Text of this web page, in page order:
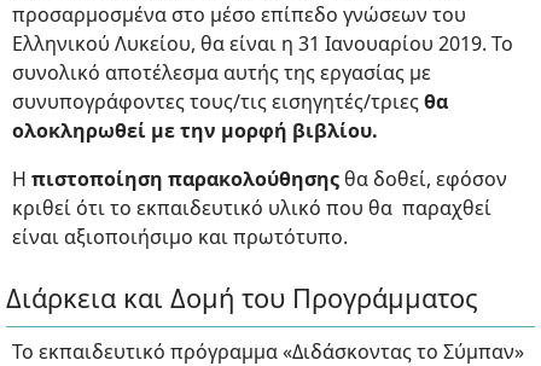
προσαρμοσμένα στο μέσο επίπεδο γνώσεων του
Ελληνικού Λυκείου, θα είναι η 31 Ιανουαρίου 2019. Το
συνολικό αποτέλεσμα αυτής της εργασίας με
συνυπογράφοντες τους/τις εισηγητές/τριεςθα
ολοκληρωθεί με την μορφή βιβλίου.
Η πιστοποίηση παρακολούθησηςθα δοθεί, εφόσον
κριθεί ότι το εκπαιδευτικό υλικό που θα παραχθεί
είναι αξιοποιήσιμο και πρωτότυπο.
Διάρκεια και Δομή του Προγράμματος
Το εκπαιδευτικό πρόγραμμα «Διδάσκοντας το Σύμπαν»